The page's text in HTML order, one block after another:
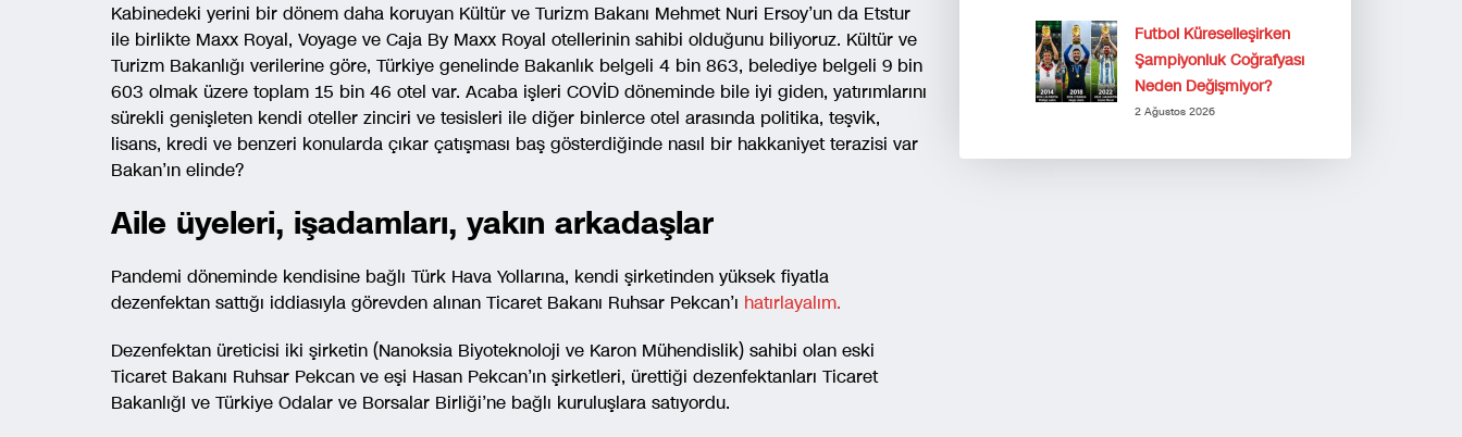
Kabinedeki yerini bir dönem daha koruyan Kültür ve Turizm Bakanı Mehmet Nuri Ersoy’un da Etstur
ile birlikte Maxx Royal, Voyage ve Caja By Maxx Royal otellerinin sahibi olduğunu biliyoruz. Kültür ve
Turizm Bakanlığı verilerine göre, Türkiye genelinde Bakanlık belgeli 4 bin 863, belediye belgeli 9 bin
603 olmak üzere toplam 15 bin 46 otel var. Acaba işleri COVİD döneminde bile iyi giden, yatırımlarını
sürekli genişleten kendi oteller zinciri ve tesisleri ile diğer binlerce otel arasında politika, teşvik,
lisans, kredi ve benzeri konularda çıkar çatışması baş gösterdiğinde nasıl bir hakkaniyet terazisi var
Bakan’ın elinde?
Aile üyeleri, işadamları, yakın arkadaşlar
Pandemi döneminde kendisine bağlı Türk Hava Yollarına, kendi şirketinden yüksek fiyatla
dezenfektan sattığı iddiasıyla görevden alınan Ticaret Bakanı Ruhsar Pekcan’ı hatırlayalım.
Dezenfektan üreticisi iki şirketin (Nanoksia Biyoteknoloji ve Karon Mühendislik) sahibi olan eski
Ticaret Bakanı Ruhsar Pekcan ve eşi Hasan Pekcan’ın şirketleri, ürettiği dezenfektanları Ticaret
BakanlığI ve Türkiye Odalar ve Borsalar Birliği’ne bağlı kuruluşlara satıyordu.
Futbol Küreselleşirken
Şampiyonluk Coğrafyası
Neden Değişmiyor?
2 Ağustos 2026